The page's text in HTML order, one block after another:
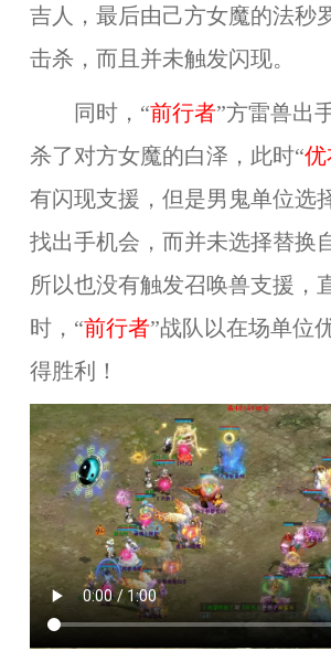
吉人，最后由己方女魔的法秒
击杀，而且并未触发闪现。
同时，“前行者”方雷兽出
杀了对方女魔的白泽，此时“优
有闪现支援，但是男鬼单位选
找出手机会，而并未选择替换
所以也没有触发召唤兽支援，
时，“前行者”战队以在场单位
得胜利！